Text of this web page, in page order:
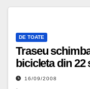
DE TOATE
Traseu
bicicleta din 22
16/09/2008